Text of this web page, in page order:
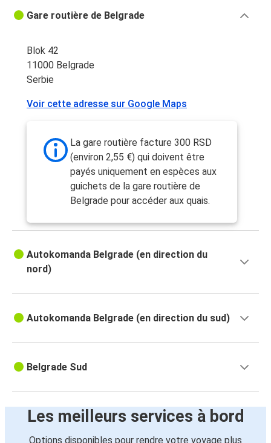
Gare routière de Belgrade
Blok 42
11000 Belgrade
Serbie
Voir cette adresse sur Google Maps
La gare routière facture 300 RSD
(environ 2,55 €) qui doivent être
payés uniquement en espèces aux
guichets de la gare routière de
Belgrade pour accéder aux quais.
Autokomanda Belgrade (en direction du
nord)
Autokomanda Belgrade (en direction du sud)
Belgrade Sud
Les meilleurs services à bord
Options disponibles pour rendre votre voyage plus